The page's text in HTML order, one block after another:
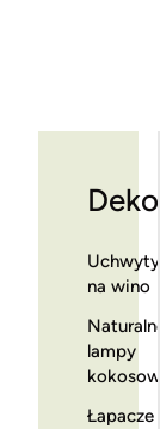
Uchwyty
na wino
Naturalne
lampy
kokosowe
Łapacze